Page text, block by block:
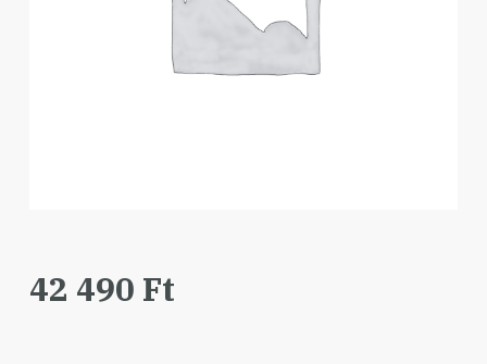
42 490 Ft